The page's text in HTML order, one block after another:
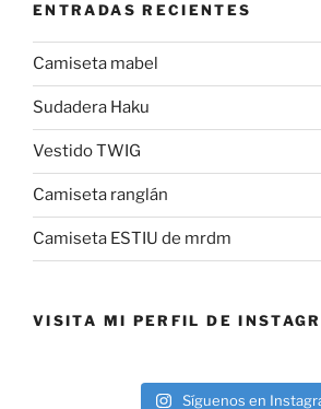
ENTRADAS RECIENTES
Camiseta mabel
Sudadera Haku
Vestido TWIG
Camiseta ranglán
Camiseta ESTIU de mrdm
VISITA MI PERFIL DE
Síguenos en